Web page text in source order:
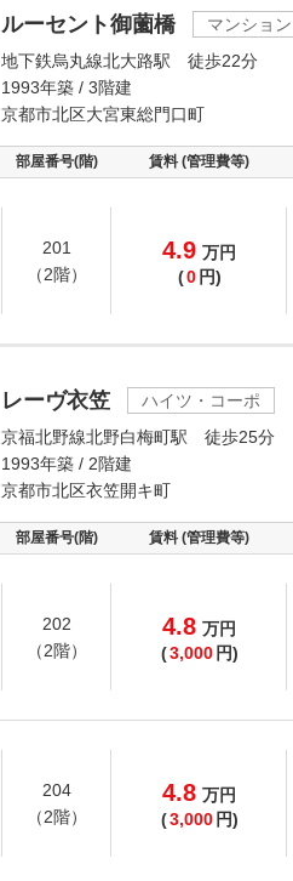
ルーセント御薗橋
マンション
地下鉄烏丸線北大路駅 徒歩22分
1993年築 / 3階建
京都市北区大宮東総門口町
部屋番号(階) 賃料 (管理費等)
201
（2階）
4.9 万円
(0 円)
レーヴ衣笠
ハイツ・コーポ
京福北野線北野白梅町駅 徒歩25分
1993年築 / 2階建
京都市北区衣笠開キ町
部屋番号(階) 賃料 (管理費等)
202
（2階）
4.8 万円
(3,000 円)
204
（2階）
4.8 万円
(3,000 円)